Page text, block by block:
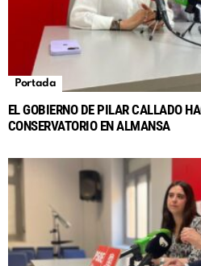
Portada
EL GOBIERNO DE PILAR CALLADO
CONSERVATORIO EN ALMANSA